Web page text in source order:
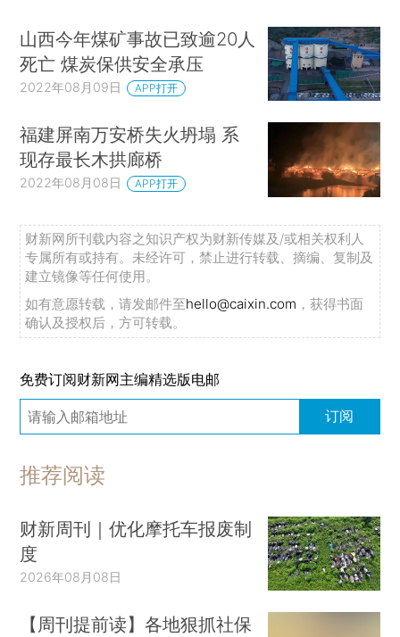
山西今年煤矿事故已致逾20人
死亡 煤炭保供安全承压
2022年08月09日 APP打开
福建屏南万安桥失火坍塌 系
现存最长木拱廊桥
2022年08月08日 APP打开
财新网所刊载内容之知识产权为财新传媒及/或相关权利人
专属所有或持有。未经许可，禁止进行转载、摘编、复制及
建立镜像等任何使用。
如有意愿转载，请发邮件至hello@caixin.com ，获得书面
确认及授权后，方可转载。
免费订阅财新网主编精选版电邮
订阅
推荐阅读
财新周刊｜优化摩托车报废制
度
2026年08月08日
【周刊提前读】各地狠抓社保